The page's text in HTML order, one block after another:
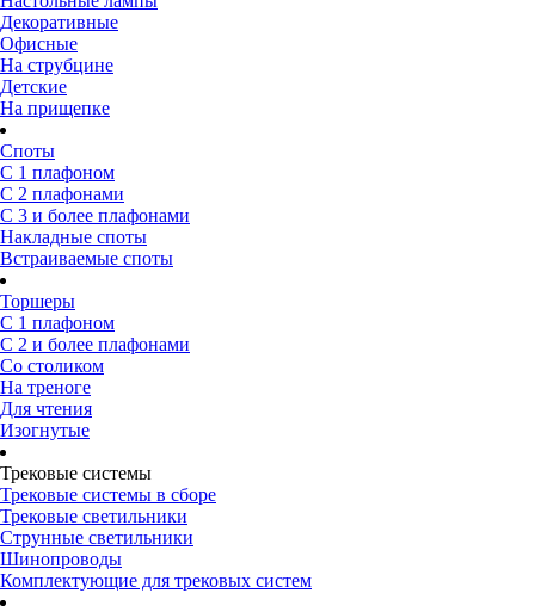
Декоративные
Офисные
На струбцине
Детские
На прищепке
Споты
С 1 плафоном
С 2 плафонами
С 3 и более плафонами
Накладные споты
Встраиваемые споты
Торшеры
С 1 плафоном
С 2 и более плафонами
Со столиком
На треноге
Для чтения
Изогнутые
Трековые системы
Трековые системы в сборе
Трековые светильники
Струнные светильники
Шинопроводы
Комплектующие для трековых систем